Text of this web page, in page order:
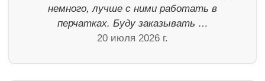
немного, лучше с ними работать в
перчатках. Буду заказывать …
20 июля 2026 г.